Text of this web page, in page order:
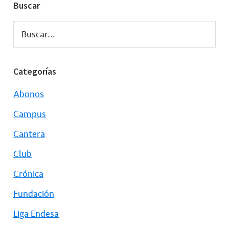
Buscar
Buscar...
Categorías
Abonos
Campus
Cantera
Club
Crónica
Fundación
Liga Endesa